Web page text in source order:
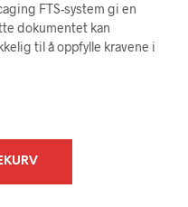
FTS-system gi en
dokumentet kan
til å oppfylle kravene i